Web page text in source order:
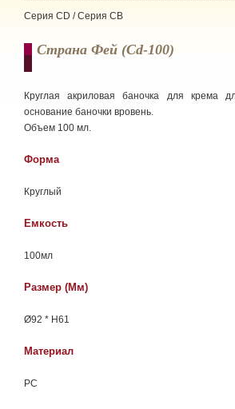
Серия CD / Серия CB
Страна Фей (cd-100)
Круглая акриловая баночка для крема
основание баночки вровень.
Объем 100 мл.
Форма
Круглый
Емкость
100мл
Размер (мм)
Ø92 * H61
Материал
РС